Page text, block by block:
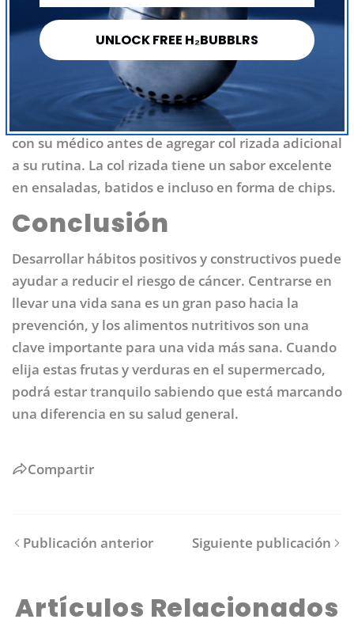
igual que el brócoli, y se dice que ayuda a nuestro
cuerpo a absorber el hierro y eliminar parte del
colesterol malo. Al igual que el pomelo, la col
rizada no se combina bien con ciertos
medicamentos, por lo que si toma algún
medicamento a diario, es importante que hable
con su médico antes de agregar col rizada adicional
a su rutina. La col rizada tiene un sabor excelente
en ensaladas, batidos e incluso en forma de chips.
Conclusión
Desarrollar hábitos positivos y constructivos puede
ayudar a reducir el riesgo de cáncer. Centrarse en
llevar una vida sana es un gran paso hacia la
prevención, y los alimentos nutritivos son una
clave importante para una vida más sana. Cuando
elija estas frutas y verduras en el supermercado,
podrá estar tranquilo sabiendo que está marcando
una diferencia en su salud general.
Compartir
Publicación anterior Siguiente publicación
Artículos Relacionados
UNLOCK FREE H₂BUBBLRS